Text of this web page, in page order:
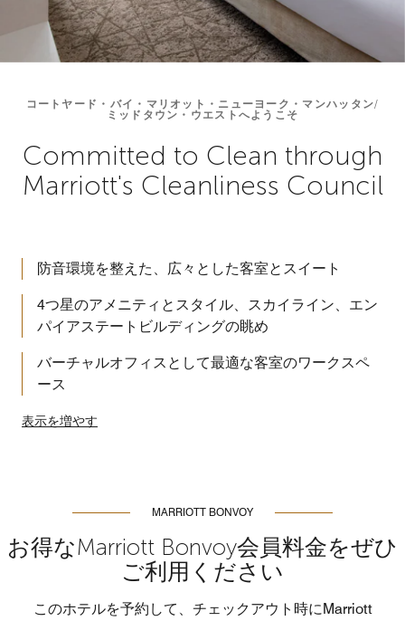
コートヤード・バイ・マリオット・ニューヨーク・マンハッタン/
ミッドタウン・ウエストへようこそ
Committed to Clean through
Marriott's Cleanliness Council
防音環境を整えた、広々とした客室とスイート
4つ星のアメニティとスタイル、スカイライン、エン
パイアステートビルディングの眺め
バーチャルオフィスとして最適な客室のワークスペ
ース
表示を増やす
MARRIOTT BONVOY
お得なMarriott Bonvoy会員料金をぜひ
ご利用ください
このホテルを予約して、チェックアウト時にMarriott